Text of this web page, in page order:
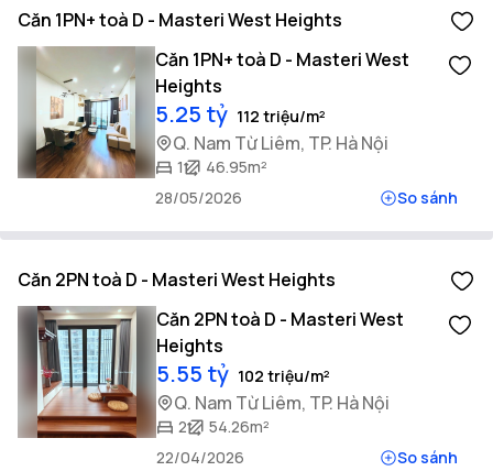
Căn 1PN+ toà D - Masteri West Heights
Căn 1PN+ toà D - Masteri West
Heights
5.25 tỷ 112 triệu/m²
Q. Nam Từ Liêm, TP. Hà Nội
1
46.95m²
28/05/2026
So sánh
Căn 2PN toà D - Masteri West Heights
Căn 2PN toà D - Masteri West
Heights
5.55 tỷ 102 triệu/m²
Q. Nam Từ Liêm, TP. Hà Nội
2
54.26m²
22/04/2026
So sánh